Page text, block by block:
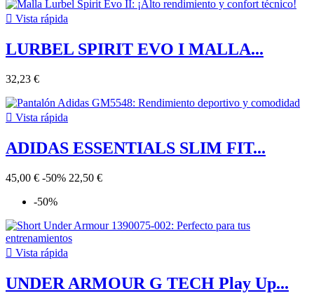
 Vista rápida
LURBEL SPIRIT EVO I MALLA...
32,23 €
 Vista rápida
ADIDAS ESSENTIALS SLIM FIT...
45,00 € -50% 22,50 €
-50%
 Vista rápida
UNDER ARMOUR G TECH Play Up...